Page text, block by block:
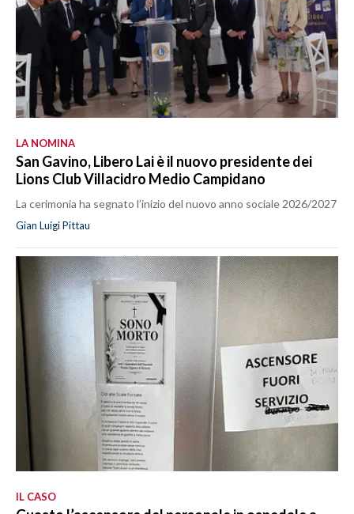
LA NOMINA
San Gavino, Libero Lai è il nuovo presidente dei
Lions Club Villacidro Medio Campidano
La cerimonia ha segnato l’inizio del nuovo anno sociale 2026/2027
Gian Luigi Pittau
IL CASO